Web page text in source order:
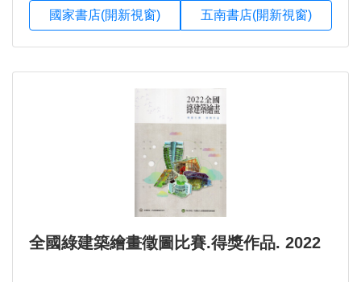
國家書店(開新視窗) 五南書店(開新視窗)
全國綠建築繪畫徵圖比賽.得獎作品. 2022